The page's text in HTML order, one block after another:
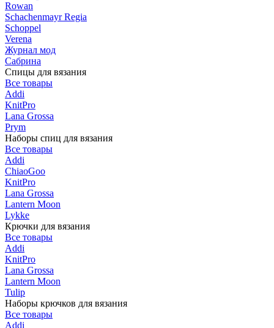
Rowan
Schachenmayr Regia
Schoppel
Verena
Журнал мод
Сабрина
Спицы для вязания
Все товары
Addi
KnitPro
Lana Grossa
Prym
Наборы спиц для вязания
Все товары
Addi
ChiaoGoo
KnitPro
Lana Grossa
Lantern Moon
Lykke
Крючки для вязания
Все товары
Addi
KnitPro
Lana Grossa
Lantern Moon
Tulip
Наборы крючков для вязания
Все товары
Addi